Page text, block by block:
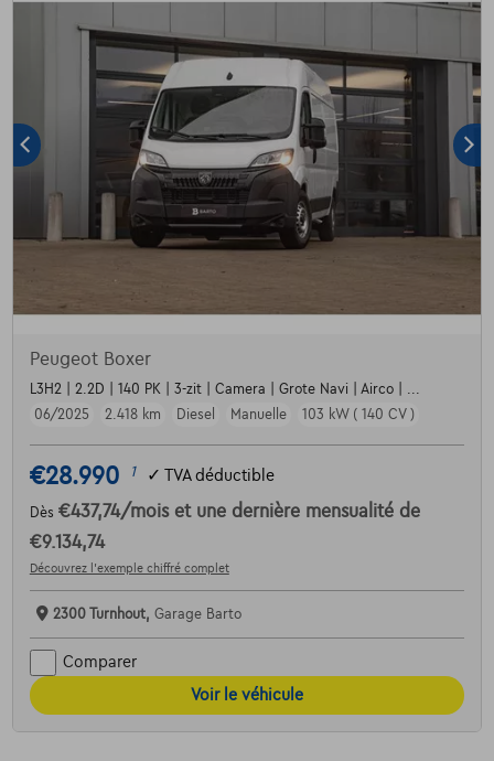
Peugeot Boxer
L3H2 | 2.2D | 140 PK | 3-zit | Camera | Grote Navi | Airco | ...
06/2025
2.418 km Diesel Manuelle 103 kW ( 140 CV )
€28.990 1 ✓ TVA déductible
Dès €437,74/mois et une dernière mensualité de
€9.134,74
Découvrez l’exemple chiffré complet
2300 Turnhout, Garage Barto
Comparer
Voir le véhicule